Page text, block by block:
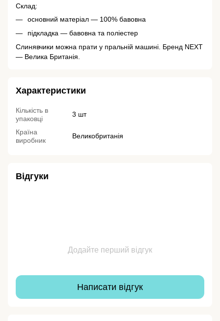
Склад:
основний матеріал — 100% бавовна
підкладка — бавовна та поліестер
Слинявчики можна прати у пральній машині. Бренд NEXT
— Велика Британія.
Характеристики
Кількість в
упаковці
3 шт
Країна
виробник
Великобританія
Відгуки
Додайте перший відгук
Написати відгук